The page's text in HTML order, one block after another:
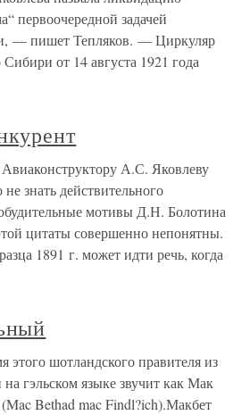
первоочередной задачей
— пишет Тепляков. — Циркуляр
от 14 августа 1921 года
А.С. Яковлеву
знать действительного
мотивы Д.Н. Болотина
цитаты совершенно непонятны.
1891 г. может идти речь, когда
шотландского правителя из
гэльском языке звучит как Мак
Bethad mac Findl?ich).Макбет